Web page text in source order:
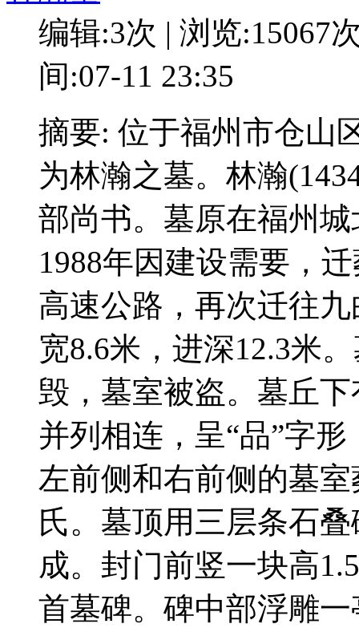
编辑:3次 | 浏览:15067
间:07-11 23:35
摘要: 位于福州市仓山
为林瀚之墓。林瀚
部尚书。墓原在福州
1988年因建设需要，
高速公路，再次迁往
宽8.6米，进深12.3米
毁，墓室被盗。墓丘
并列相连，呈“品”字
左前侧和右前侧的墓
氏。墓顶用三层条石
成。封门前竖一块高
首墓碑。碑中部浮雕